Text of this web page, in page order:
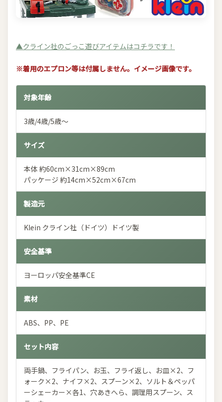
▲クライン社のごっこ遊びアイテムはコチラです！
※着用のエプロン等は付属しません。イメージ画像です。
対象年齢
3歳/4歳/5歳～
サイズ
本体 約60cm×31cm×89cm
パッケージ 約14cm×52cm×67cm
製造元
Klein クライン社（ドイツ）ドイツ製
安全基準
ヨーロッパ安全基準CE
素材
ABS、PP、PE
セット内容
両手鍋、フライパン、お玉、フライ返し、お皿×2、フ
ォーク×2、ナイフ×2、スプーン×2、ソルト＆ペッパ
ーシェーカー×各1、穴あきへら、調理用スプーン、ス